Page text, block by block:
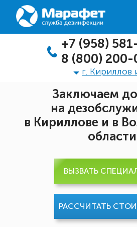
+7 (958)
8 (800)
г. Кириллов
Заключаем
на
в Кириллове и в
области
ВЫЗВАТЬ
РАССЧИТАТЬ